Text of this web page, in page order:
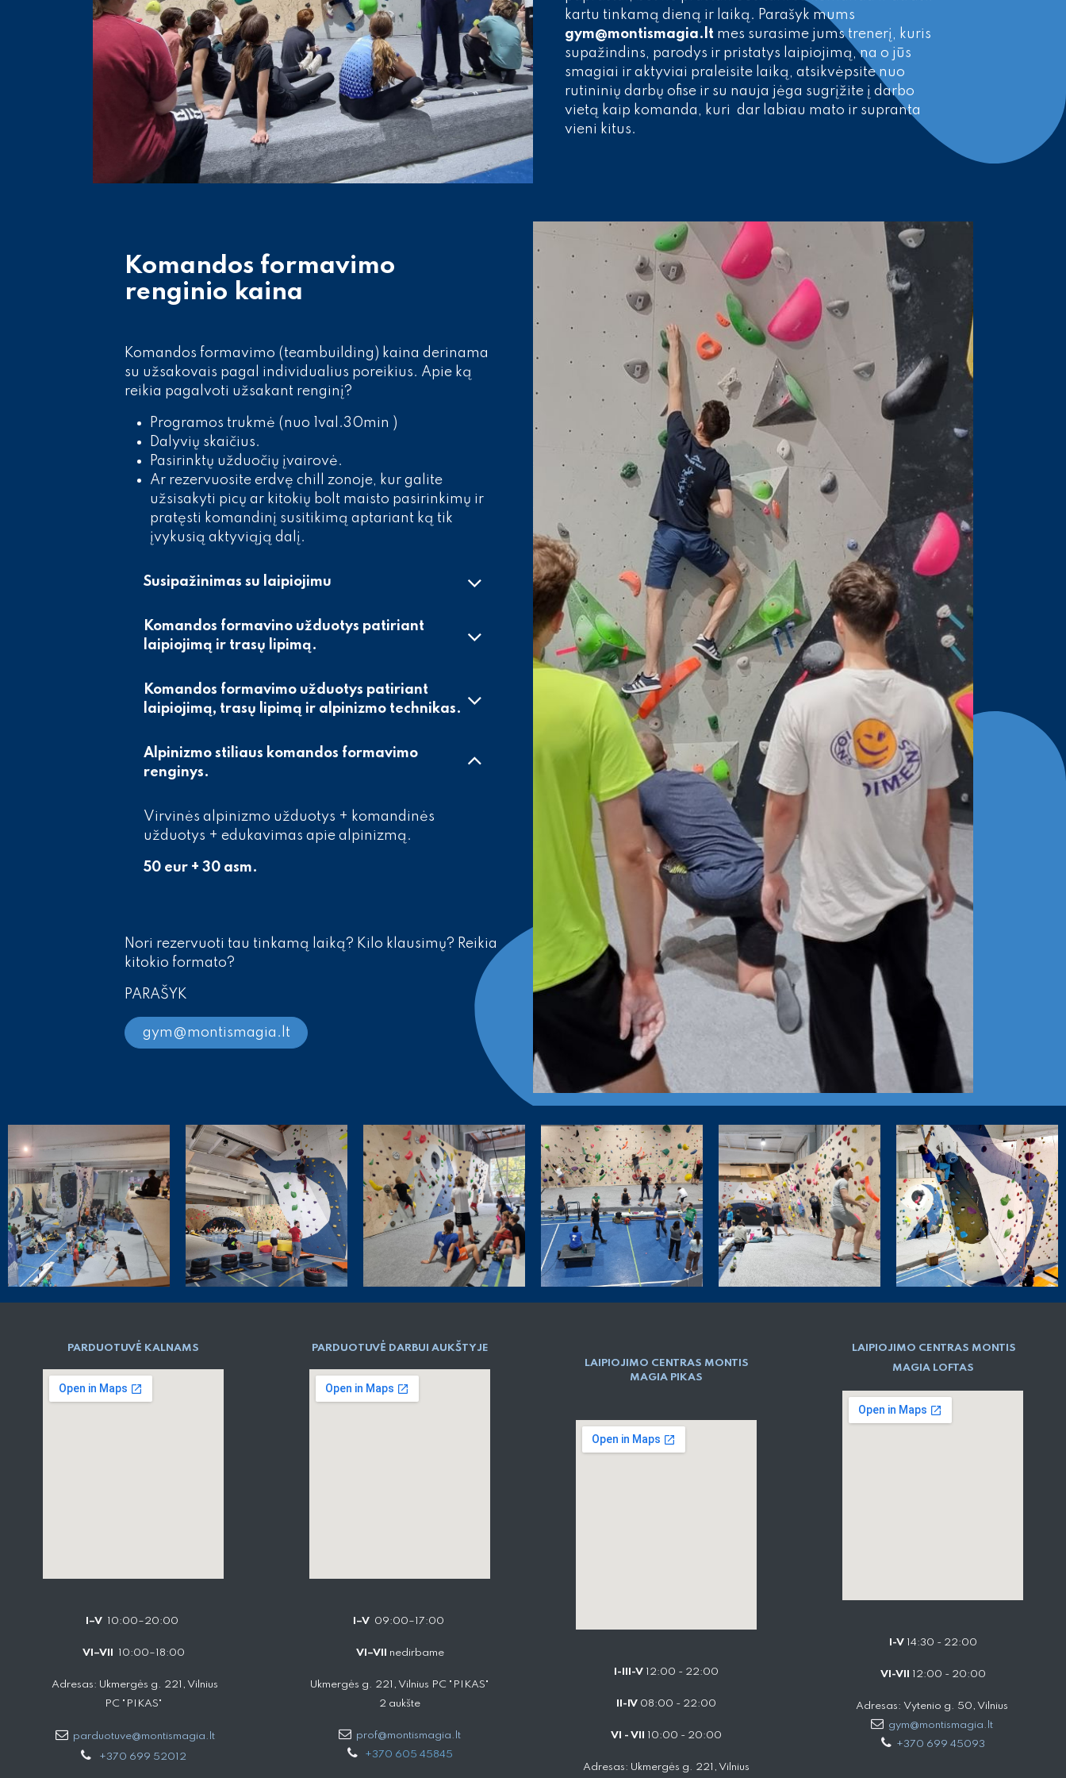
kartu tinkamą dieną ir laiką. Parašyk mums
gym@montismagia.lt mes surasime jums trenerį, kuris
supažindins, parodys ir pristatys laipiojimą, na o jūs
smagiai ir aktyviai praleisite laiką, atsikvėpsite nuo
rutininių darbų ofise ir su nauja jėga sugrįžite į darbo
vietą kaip komanda, kuri dar labiau mato ir supranta
vieni kitus.
Komandos formavimo
renginio kaina
Komandos formavimo (teambuilding) kaina derinama
su užsakovais pagal individualius poreikius. Apie ką
reikia pagalvoti užsakant renginį?
Programos trukmė (nuo 1val.30min )
Dalyvių skaičius.
Pasirinktų užduočių įvairovė.
Ar rezervuosite erdvę chill zonoje, kur galite
užsisakyti picų ar kitokių bolt maisto pasirinkimų ir
pratęsti komandinį susitikimą aptariant ką tik
įvykusią aktyviąją dalį.
Susipažinimas su laipiojimu
Komandos formavino užduotys patiriant
laipiojimą ir trasų lipimą.
Komandos formavimo užduotys patiriant
laipiojimą, trasų lipimą ir alpinizmo technikas.
Alpinizmo stiliaus komandos formavimo
renginys.
Virvinės alpinizmo užduotys + komandinės
užduotys + edukavimas apie alpinizmą.
50 eur + 30 asm.
Nori rezervuoti tau tinkamą laiką? Kilo klausimų? Reikia
kitokio formato?
PARAŠYK
gym@montismagia.lt
PARD​UOTUVĖ​ KALNAMS
I–V 10:00–20:00
VI–VII 10:00–18:00
Adresas: Ukmergės g. 221, Vilnius
PC "PIKAS"
parduotuve@montismagia.lt
+370 699 52012
PARDUOTUVĖ DARBUI AUKŠTYJE
I–V 09:00–17:00
VI–VII nedirbame
Ukmergės g. 221, Vilnius PC "PIKAS"
2 aukšte
prof@montismagia.lt
+370 605 4584​5
LAIPIOJIMO CENTRAS MONTIS
MAGIA PIKAS
I-III-V 12:00 - 22:00
II-IV 08:00 - 22:00
VI - VII 10:00 - 20:00
Adresas: Ukmergės g. 221, Vilnius
LAIPIOJIMO CENTRAS MONTIS
MAGIA LOFTAS
I-V14:30 - 22:00
VI-VII 12:00 - 20:00
Adresas: Vytenio g. 50, Vilnius
gym@montismagia.lt
+370 699 45093